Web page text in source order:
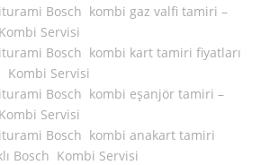
Bosch kombi gaz valfi tamiri –
Servisi
Bosch kombi kart tamiri fiyatları
Kombi Servisi
Bosch kombi eşanjör tamiri –
Servisi
Bosch kombi anakart tamiri
Bosch Kombi Servisi